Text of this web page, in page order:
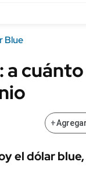
Sustentabilidad
POLÍTICA
Blue
a
+
el dólar